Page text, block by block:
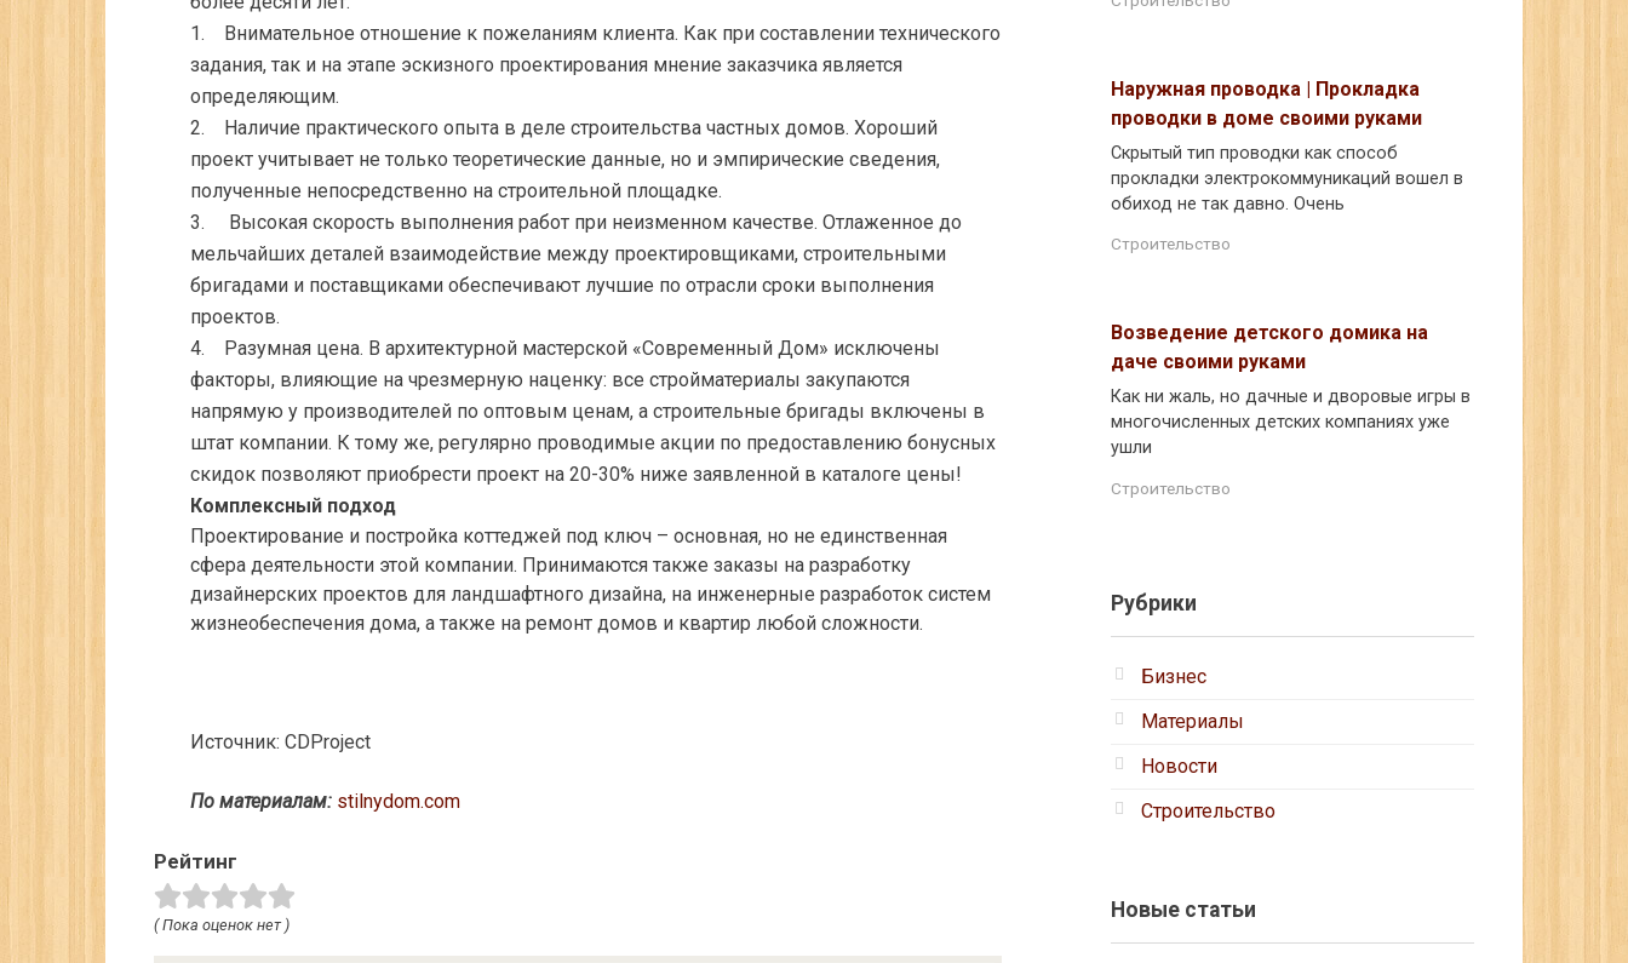
1. Внимательное отношение к пожеланиям клиента. Как при составлении технического
задания, так и на этапе эскизного проектирования мнение заказчика является
определяющим.
2. Наличие практического опыта в деле строительства частных домов. Хороший
проект учитывает не только теоретические данные, но и эмпирические сведения,
полученные непосредственно на строительной площадке.
3. Высокая скорость выполнения работ при неизменном качестве. Отлаженное до
мельчайших деталей взаимодействие между проектировщиками, строительными
бригадами и поставщиками обеспечивают лучшие по отрасли сроки выполнения
проектов.
4. Разумная цена. В архитектурной мастерской «Современный Дом» исключены
факторы, влияющие на чрезмерную наценку: все стройматериалы закупаются
напрямую у производителей по оптовым ценам, а строительные бригады включены в
штат компании. К тому же, регулярно проводимые акции по предоставлению бонусных
скидок позволяют приобрести проект на 20-30% ниже заявленной в каталоге цены!
Комплексный подход
Проектирование и постройка коттеджей под ключ – основная, но не единственная
сфера деятельности этой компании. Принимаются также заказы на разработку
дизайнерских проектов для ландшафтного дизайна, на инженерные разработок систем
жизнеобеспечения дома, а также на ремонт домов и квартир любой сложности.
Источник: CDProject
По материалам: stilnydom.com
Рейтинг
( Пока оценок нет )
Наружная проводка | Прокладка
проводки в доме своими руками
Скрытый тип проводки как способ
прокладки электрокоммуникаций вошел в
обиход не так давно. Очень
Строительство
Возведение детского домика на
даче своими руками
Как ни жаль, но дачные и дворовые игры в
многочисленных детских компаниях уже
ушли
Строительство
Рубрики
Бизнес
Материалы
Новости
Строительство
Новые статьи